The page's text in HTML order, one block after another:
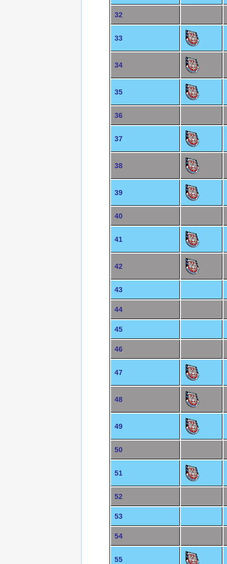
32
33
34
35
36
37
38
39
40
41
42
43
44
45
46
47
48
49
50
51
52
53
54
55